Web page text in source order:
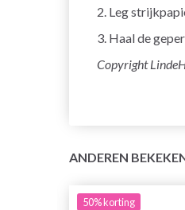
2. Leg
3. Haal de
Copyright
ANDEREN
50%korting